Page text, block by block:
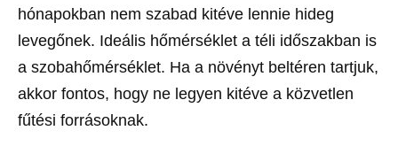
hónapokban nem szabad kitéve lennie hideg
levegőnek. Ideális hőmérséklet a téli időszakban is
a szobahőmérséklet. Ha a növényt beltéren tartjuk,
akkor fontos, hogy ne legyen kitéve a közvetlen
fűtési forrásoknak.